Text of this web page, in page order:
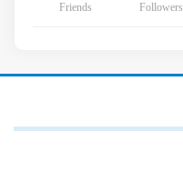
Followers
Friends